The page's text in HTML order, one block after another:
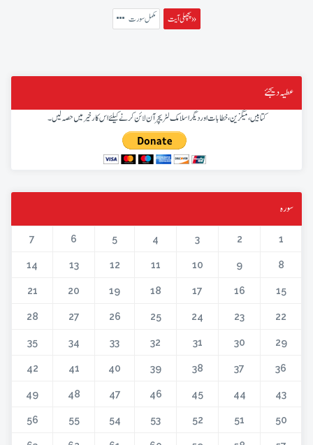
پچھلی آیت » مکمل سورت
عطیہ دیجئے
کتابیں، میگزین، خطابات اور دیگر اسلامک لٹریچر آن لائن کرنے کیلئے اس کار خیر میں حصہ لیں۔
سورہ
1
2
3
4
5
6
7
8
9
10
11
12
13
14
15
16
17
18
19
20
21
22
23
24
25
26
27
28
29
30
31
32
33
34
35
36
37
38
39
40
41
42
43
44
45
46
47
48
49
50
51
52
53
54
55
56